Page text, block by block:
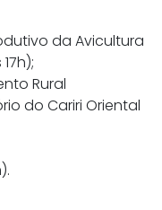
da Avicultura
Rural
do Cariri Oriental